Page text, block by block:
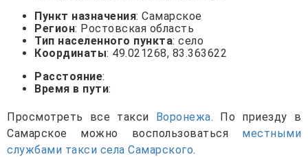
Пункт назначения: Самарское
Регион: Ростовская область
Тип населенного пункта: село
Координаты: 49.021268, 83.363622
Расстояние:
Время в пути:
Просмотреть все такси Воронежа. По приезду в
Самарское можно воспользоваться местными
службами такси села Самарского.